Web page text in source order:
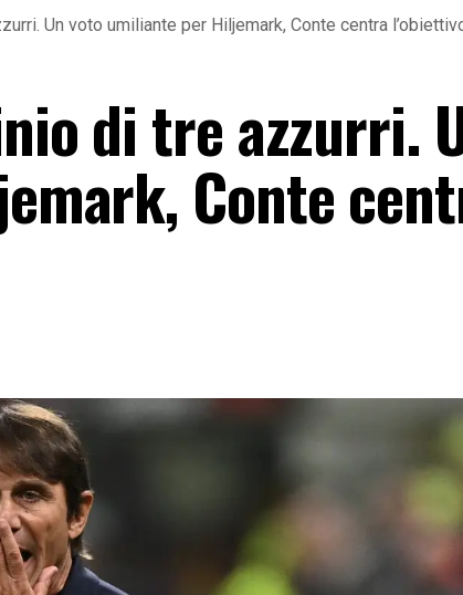
Un voto umiliante per Hiljemark, Conte centra
di tre azzurri.
Conte